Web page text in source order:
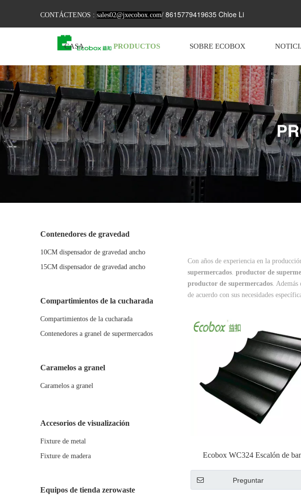
CONTÁCTENOS : sales02@jxecobox.com/ 8615779419635 Chloe Li
CASA PRODUCTOS SOBRE ECOBOX
Contenedores de gravedad
10CM dispensador de gravedad ancho
15CM dispensador de gravedad ancho
Compartimientos de la cucharada
Compartimientos de la cucharada
Contenedores a granel de supermercados
Caramelos a granel
Caramelos a granel
Accesorios de visualización
Fixture de metal
Fixture de madera
Equipos de tienda zerowaste
Con años de experiencia en la
supermercados. productor de
productor de supermercados. Además
de acuerdo con sus necesidades
Ecobox WC324 Escalón de
ecológico Escalón de una sola
Escalón de elevador falso
Preguntar